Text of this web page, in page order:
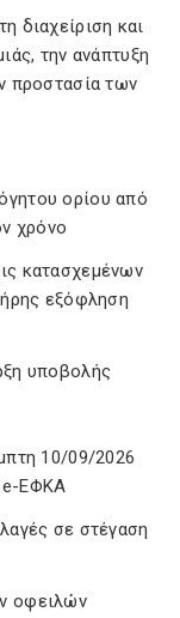
διαχείριση και
την ανάπτυξη
προστασία των
ορίου από
χρόνο
κατασχεμένων
εξόφληση
υποβολής
10/09/2026
e-ΕΦΚΑ
σε στέγαση
οφειλών